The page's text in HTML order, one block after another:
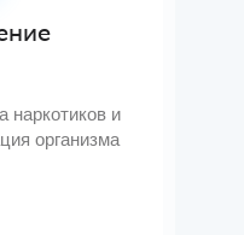
наркотиков и
организма